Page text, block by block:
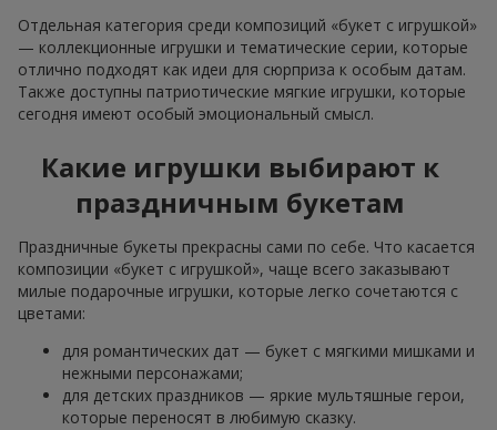
Отдельная категория среди композиций «букет с игрушкой»
— коллекционные игрушки и тематические серии, которые
отлично подходят как идеи для сюрприза к особым датам.
Также доступны патриотические мягкие игрушки, которые
сегодня имеют особый эмоциональный смысл.
Какие игрушки выбирают к
праздничным букетам
Праздничные букеты прекрасны сами по себе. Что касается
композиции «букет с игрушкой», чаще всего заказывают
милые подарочные игрушки, которые легко сочетаются с
цветами:
для романтических дат — букет с мягкими мишками и
нежными персонажами;
для детских праздников — яркие мультяшные герои,
которые переносят в любимую сказку.